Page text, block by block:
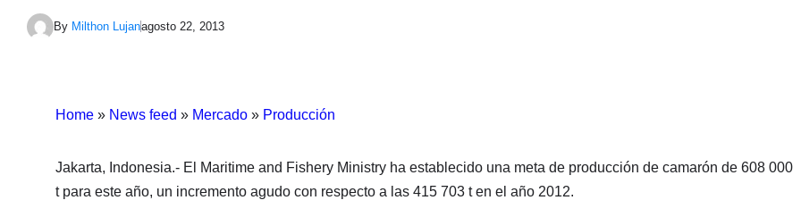
By Milthon Lujanagosto 22, 2013
Home » News feed » Mercado » Producción
Jakarta, Indonesia.- El Maritime and Fishery Ministry ha establecido una meta de producción de camarón de 608 000
t para este año, un incremento agudo con respecto a las 415 703 t en el año 2012.